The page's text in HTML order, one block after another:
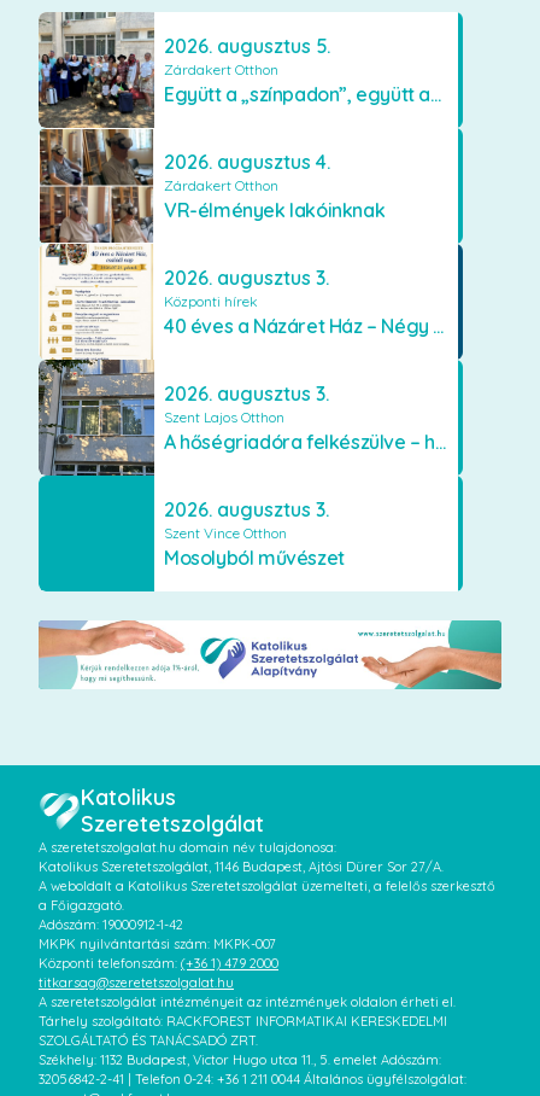
2026. augusztus 5.
Zárdakert Otthon
Együtt a „színpadon”, együtt az élményekért 🎭✨
2026. augusztus 4.
Zárdakert Otthon
VR-élmények lakóinknak
2026. augusztus 3.
Központi hírek
40 éves a Názáret Ház – Négy évtized szeretetben és gondoskodásban
2026. augusztus 3.
Szent Lajos Otthon
A hőségriadóra felkészülve – hűsítő fejlesztések a Szent Lajos Otthonban
2026. augusztus 3.
Szent Vince Otthon
Mosolyból művészet
Katolikus
Szeretetszolgálat
A szeretetszolgalat.hu domain név tulajdonosa:
Katolikus Szeretetszolgálat, 1146 Budapest, Ajtósi Dürer Sor 27/A.
A weboldalt a Katolikus Szeretetszolgálat üzemelteti, a felelős szerkesztő
a Főigazgató.
Adószám: 19000912-1-42
MKPK nyilvántartási szám: MKPK-007
Központi telefonszám: (+36 1) 479 2000
titkarsag@szeretetszolgalat.hu
A szeretetszolgálat intézményeit az intézmények oldalon érheti el.
Tárhely szolgáltató: RACKFOREST INFORMATIKAI KERESKEDELMI
SZOLGÁLTATÓ ÉS TANÁCSADÓ ZRT.
Székhely: 1132 Budapest, Victor Hugo utca 11., 5. emelet Adószám:
32056842-2-41 | Telefon 0-24: +36 1 211 0044 Általános ügyfélszolgálat: